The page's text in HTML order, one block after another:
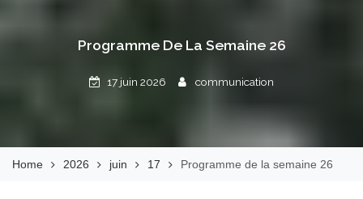
Programme De La Semaine 26
17 juin 2026 communication
Home 2026 juin 17 Programme de la semaine 26